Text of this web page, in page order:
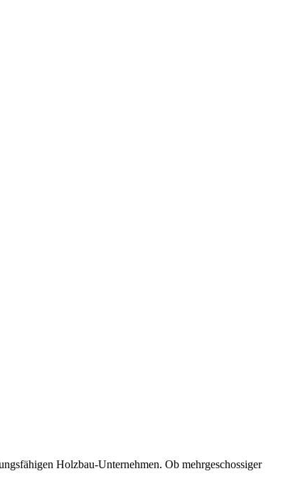
Holzbau-Unternehmen. Ob mehrgeschossiger